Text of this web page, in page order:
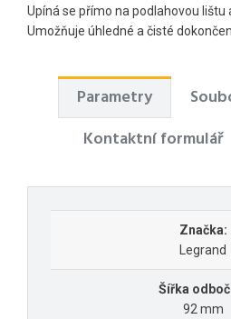
Upíná se přímo na podlahovou lištu
Umožňuje úhledné a čisté
Parametry
Kontaktní formulář
Značka:
Legrand
Šířka
92 mm